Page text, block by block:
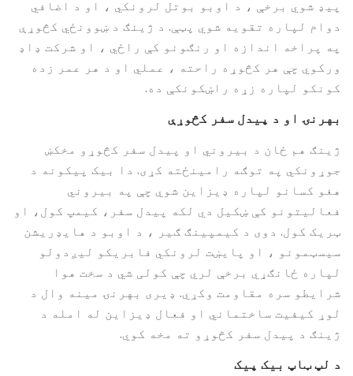
پیډ شوي برخې ، د اوبو بوتل لرونکي ، او د اضافي
دوام لپاره تقویه شوي پټې. د ژینګ د ښوونځي کڅوړې
په پراخه اندازه او رنګونو کې راځي ، او شرکت ډاډ
ورکوي چې هر کڅوړه راحته ، عملي او د هر عمر زده
کونکو لپاره زړه راښکونکې ده.
بهرنۍ او د پیدل سفر کڅوړې
ژینګ هم ځان د بیروني او پیدل سفر کڅوړو مخکښ
جوړونکي په توګه رامینځته کړی. دا بیک پیکونه د
هغو کسانو لپاره ډیزاین شوي چې په بیروني
فعالیتونو کې ښکیل دي لکه پیدل سفر، کیمپ کول، او
ټریک کول. دوی د کیمپینګ ګیر ، د اوبو د هایډریشن
سیسټمونو ، او پایښت لرونکي فابریکو لیږدولو
لپاره ځانګړي برخې لري چې کولی شي د سخت هوا
شرایطو سره مقاومت وکړي. ډیری بهرنۍ مینه وال د
لوړ کیفیت ساختماني او فعال ډیزاین له امله د
ژینګ د پیدل سفر کڅوړو ته مخه کوي.
د لپ ټاپ بیک پیک